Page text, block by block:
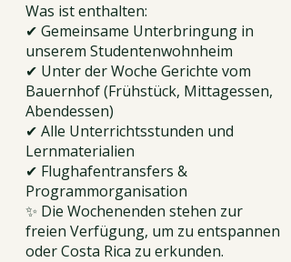
Was ist enthalten:
✔ Gemeinsame Unterbringung in
unserem Studentenwohnheim
✔ Unter der Woche Gerichte vom
Bauernhof (Frühstück, Mittagessen,
Abendessen)
✔ Alle Unterrichtsstunden und
Lernmaterialien
✔ Flughafentransfers &
Programmorganisation
✨ Die Wochenenden stehen zur
freien Verfügung, um zu entspannen
oder Costa Rica zu erkunden.